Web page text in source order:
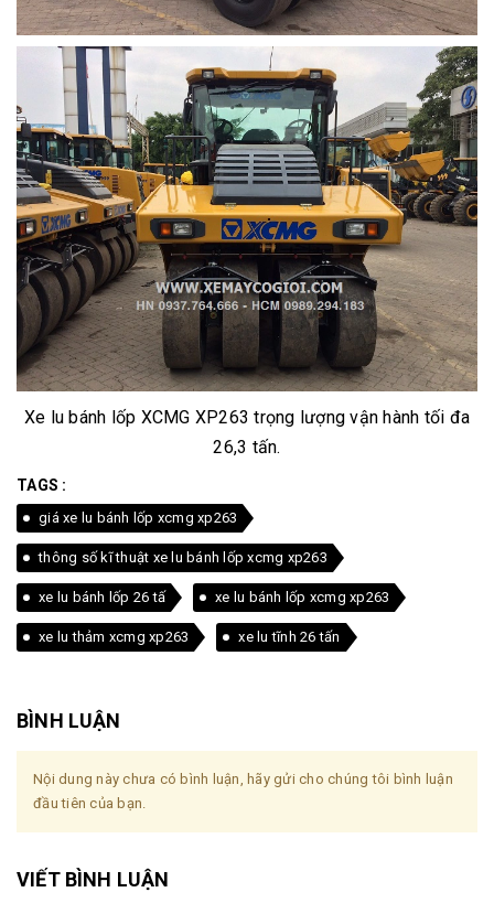
Xe lu bánh lốp XCMG XP263 trọng lượng vận hành tối đa
26,3 tấn.
TAGS :
giá xe lu bánh lốp xcmg xp263
thông số kĩ thuật xe lu bánh lốp xcmg xp263
xe lu bánh lốp 26 tấ xe lu bánh lốp xcmg xp263
xe lu thảm xcmg xp263 xe lu tĩnh 26 tấn
BÌNH LUẬN
Nội dung này chưa có bình luận, hãy gửi cho chúng tôi bình luận
đầu tiên của bạn.
VIẾT BÌNH LUẬN